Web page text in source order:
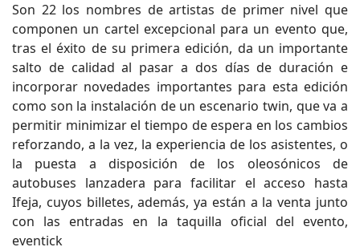
Son 22 los nombres de artistas de primer nivel que
componen un cartel excepcional para un evento que,
tras el éxito de su primera edición, da un importante
salto de calidad al pasar a dos días de duración e
incorporar novedades importantes para esta edición
como son la instalación de un escenario twin, que va a
permitir minimizar el tiempo de espera en los cambios
reforzando, a la vez, la experiencia de los asistentes, o
la puesta a disposición de los oleosónicos de
autobuses lanzadera para facilitar el acceso hasta
Ifeja, cuyos billetes, además, ya están a la venta junto
con las entradas en la taquilla oficial del evento,
eventick